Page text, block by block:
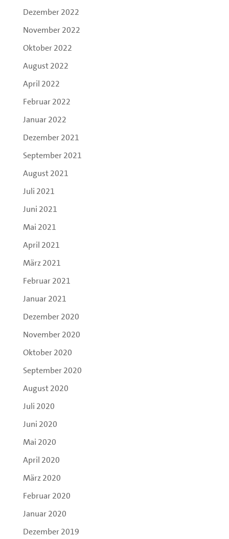
Dezember 2022
November 2022
Oktober 2022
August 2022
April 2022
Februar 2022
Januar 2022
Dezember 2021
September 2021
August 2021
Juli 2021
Juni 2021
Mai 2021
April 2021
März 2021
Februar 2021
Januar 2021
Dezember 2020
November 2020
Oktober 2020
September 2020
August 2020
Juli 2020
Juni 2020
Mai 2020
April 2020
März 2020
Februar 2020
Januar 2020
Dezember 2019